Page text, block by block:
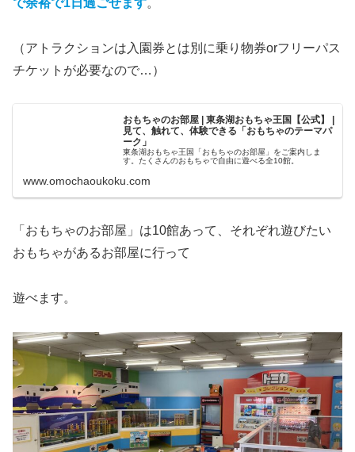
（アトラクションは入園券とは別に乗り物券orフリーパス
チケットが必要なので…）
おもちゃのお部屋 | 東条湖おもちゃ王国【公式】 |
見て、触れて、体験できる「おもちゃのテーマパ
ーク」
東条湖おもちゃ王国「おもちゃのお部屋」をご案内しま
す。たくさんのおもちゃで自由に遊べる全10館。
www.omochaoukoku.com
「おもちゃのお部屋」は10館あって、それぞれ遊びたい
おもちゃがあるお部屋に行って
遊べます。